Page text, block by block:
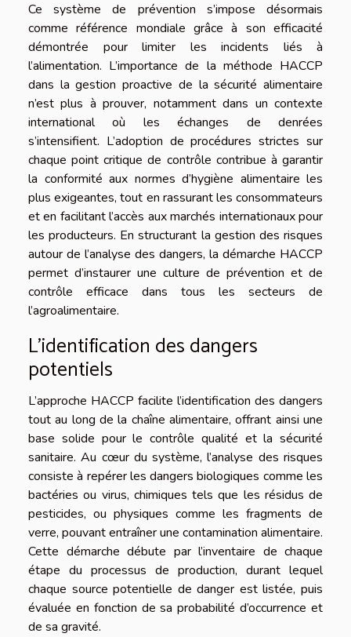
Ce système de prévention s’impose désormais
comme référence mondiale grâce à son efficacité
démontrée pour limiter les incidents liés à
l’alimentation. L’importance de la méthode HACCP
dans la gestion proactive de la sécurité alimentaire
n’est plus à prouver, notamment dans un contexte
international où les échanges de denrées
s’intensifient. L’adoption de procédures strictes sur
chaque point critique de contrôle contribue à garantir
la conformité aux normes d’hygiène alimentaire les
plus exigeantes, tout en rassurant les consommateurs
et en facilitant l’accès aux marchés internationaux pour
les producteurs. En structurant la gestion des risques
autour de l’analyse des dangers, la démarche HACCP
permet d’instaurer une culture de prévention et de
contrôle efficace dans tous les secteurs de
l’agroalimentaire.
L’identification des dangers
potentiels
L’approche HACCP facilite l’identification des dangers
tout au long de la chaîne alimentaire, offrant ainsi une
base solide pour le contrôle qualité et la sécurité
sanitaire. Au cœur du système, l’analyse des risques
consiste à repérer les dangers biologiques comme les
bactéries ou virus, chimiques tels que les résidus de
pesticides, ou physiques comme les fragments de
verre, pouvant entraîner une contamination alimentaire.
Cette démarche débute par l’inventaire de chaque
étape du processus de production, durant lequel
chaque source potentielle de danger est listée, puis
évaluée en fonction de sa probabilité d’occurrence et
de sa gravité.